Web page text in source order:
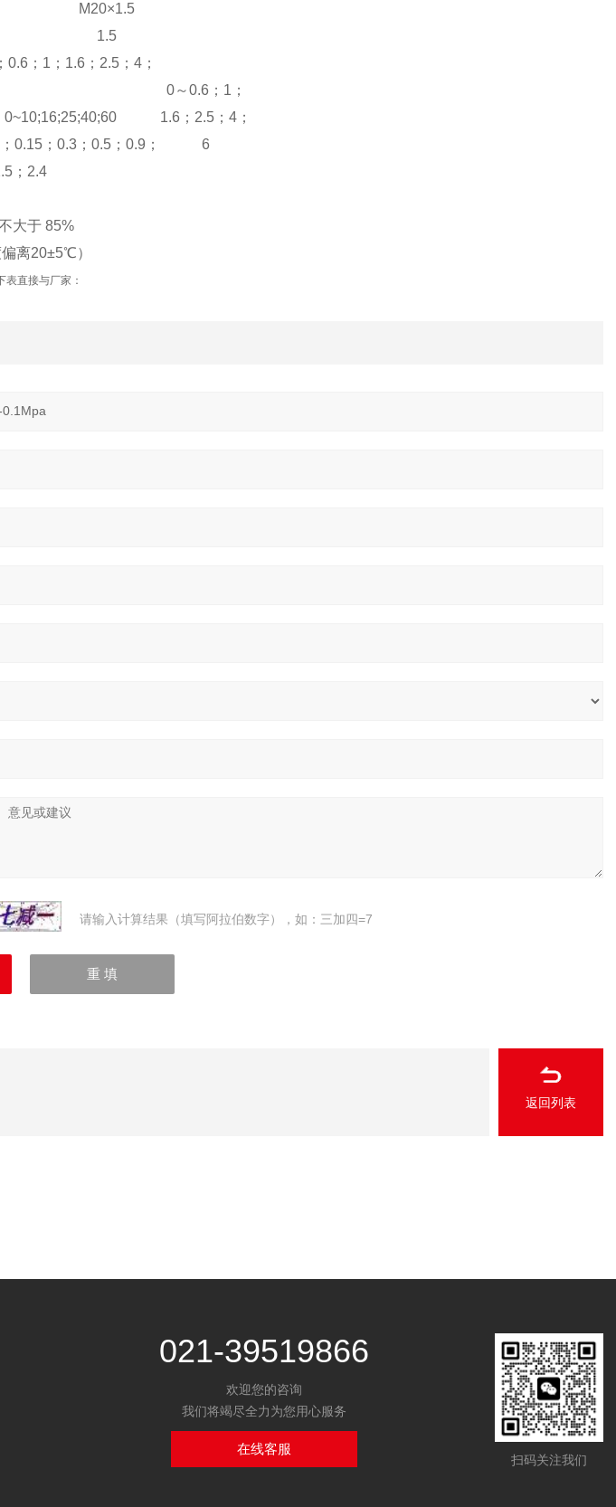
M20×1.5
1.5
；0.6 ； 1 ； 1.6 ； 2.5 ；4 ；
0～0.6 ； 1 ；
1.6 ； 2.5 ；4 ；
6
0~10;16;25;40;60
0.15；0.3；0.5；0.9；
；2.4
大于 85%
偏离20±5℃）
直接与厂家：
请输入计算结果（填写阿拉伯数字），如：三加四=7
返回列表
021-39519866
欢迎您的咨询
我们将竭尽全力为您用心服务
在线客服
扫码关注我们